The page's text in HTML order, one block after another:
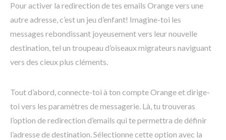
Pour activer la redirection de tes emails Orange vers une
autre adresse, c’est un jeu d’enfant! Imagine-toi les
messages rebondissant joyeusement vers leur nouvelle
destination, tel un troupeau d’oiseaux migrateurs naviguant
vers des cieux plus cléments.
Tout d’abord, connecte-toi à ton compte Orange et dirige-
toi vers les paramètres de messagerie. Là, tu trouveras
l’option de redirection d’emails qui te permettra de définir
l’adresse de destination. Sélectionne cette option avec la